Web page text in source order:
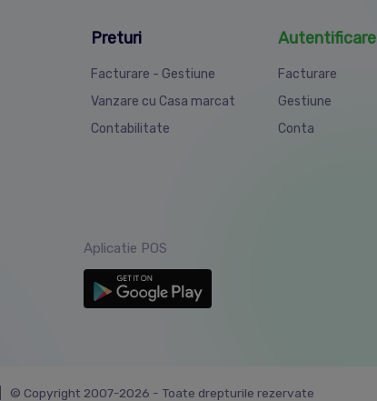
Preturi
Facturare - Gestiune
Vanzare cu Casa marcat
Contabilitate
Autentificare
Facturare
Gestiune
Conta
Aplicatie POS
© Copyright 2007-2026 - Toate drepturile rezervate